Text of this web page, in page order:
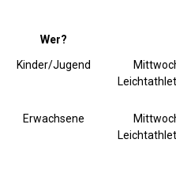
Wer?
Kinder/Jugend
Erwachsene